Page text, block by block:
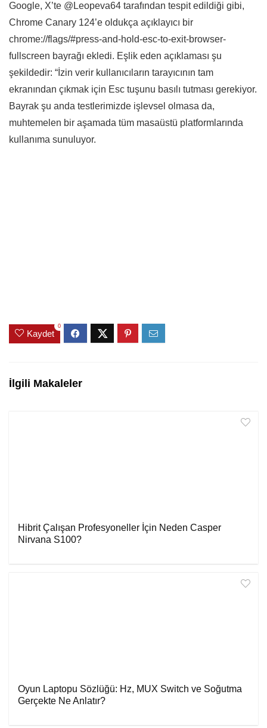
Google, X’te @Leopeva64 tarafından tespit edildiği gibi,
Chrome Canary 124’e oldukça açıklayıcı bir
chrome://flags/#press-and-hold-esc-to-exit-browser-
fullscreen bayrağı ekledi. Eşlik eden açıklaması şu
şekildedir: “İzin verir kullanıcıların tarayıcının tam
ekranından çıkmak için Esc tuşunu basılı tutması gerekiyor.
Bayrak şu anda testlerimizde işlevsel olmasa da,
muhtemelen bir aşamada tüm masaüstü platformlarında
kullanıma sunuluyor.
Kaydet
0
İlgili Makaleler
Hibrit Çalışan Profesyoneller İçin Neden Casper
Nirvana S100?
Oyun Laptopu Sözlüğü: Hz, MUX Switch ve Soğutma
Gerçekte Ne Anlatır?